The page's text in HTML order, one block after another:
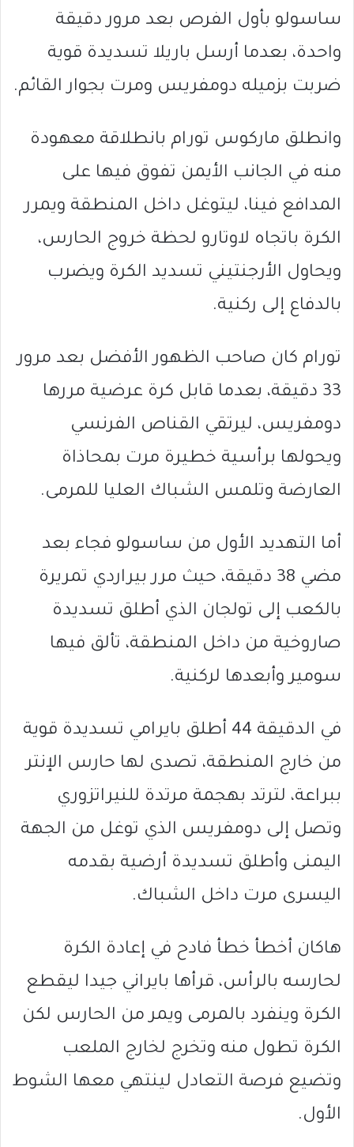
ساسولو بأول الفرص بعد مرور دقيقة
واحدة، بعدما أرسل باريلا تسديدة قوية
ضربت بزميله دومفريس ومرت بجوار القائم.
وانطلق ماركوس تورام بانطلاقة معهودة
منه في الجانب الأيمن تفوق فيها على
المدافع فينا، ليتوغل داخل المنطقة ويمرر
الكرة باتجاه لاوتارو لحظة خروج الحارس،
ويحاول الأرجنتيني تسديد الكرة ويضرب
بالدفاع إلى ركنية.
تورام كان صاحب الظهور الأفضل بعد مرور
33 دقيقة، بعدما قابل كرة عرضية مررها
دومفريس، ليرتقي القناص الفرنسي
ويحولها برأسية خطيرة مرت بمحاذاة
العارضة وتلمس الشباك العليا للمرمى.
أما التهديد الأول من ساسولو فجاء بعد
مضي 38 دقيقة، حيث مرر بيراردي تمريرة
بالكعب إلى تولجان الذي أطلق تسديدة
صاروخية من داخل المنطقة، تألق فيها
سومير وأبعدها لركنية.
في الدقيقة 44 أطلق بايرامي تسديدة قوية
من خارج المنطقة، تصدى لها حارس الإنتر
ببراعة، لترتد بهجمة مرتدة للنيراتزوري
وتصل إلى دومفريس الذي توغل من الجهة
اليمنى وأطلق تسديدة أرضية بقدمه
اليسرى مرت داخل الشباك.
هاكان أخطأ خطأ فادح في إعادة الكرة
لحارسه بالرأس، قرأها بايراني جيدا ليقطع
الكرة وينفرد بالمرمى ويمر من الحارس لكن
الكرة تطول منه وتخرج لخارج الملعب
وتضيع فرصة التعادل لينتهي معها الشوط
الأول.